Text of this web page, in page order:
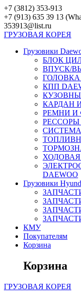
Перейти
к
контенту
+7 (3812) 353-913
+7 (913) 635 39 13
353913@list.ru
ГРУЗОВАЯ КОРЕЯ
Грузовики
БЛОК
ВПУСК/
ГОЛОВКА
КПП
КАРДАН И
РЕМНИ И
РЕССОРЫ
СИСТЕМА
ХОДОВАЯ
DAEWOO
Грузовики
ЗАПЧАСТИ
ЗАПЧАСТИ
ЗАПЧАСТИ
КМУ
Покупателям
Корзина
Корзина
ГРУЗОВАЯ КОРЕЯ